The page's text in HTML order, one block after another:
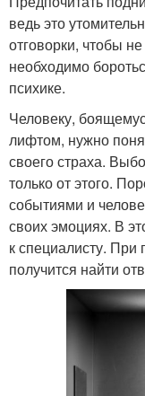
ведь это
отговорки, чтобы
необходимо
психике.
Человеку,
лифтом, нужно
своего страха.
только от этого.
событиями и
своих эмоциях. В
к специалисту.
получится найти